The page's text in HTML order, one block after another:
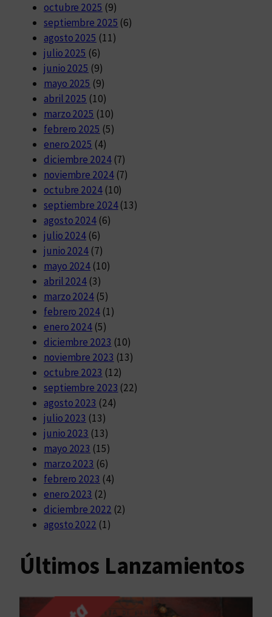
octubre 2025 (9)
septiembre 2025 (6)
agosto 2025 (11)
julio 2025 (6)
junio 2025 (9)
mayo 2025 (9)
abril 2025 (10)
marzo 2025 (10)
febrero 2025 (5)
enero 2025 (4)
diciembre 2024(7)
noviembre 2024(7)
octubre 2024(10)
septiembre 2024(13)
agosto 2024(6)
julio 2024 (6)
junio 2024 (7)
mayo 2024 (10)
abril 2024 (3)
marzo 2024 (5)
febrero 2024(1)
enero 2024 (5)
diciembre 2023 (10)
noviembre 2023 (13)
octubre 2023 (12)
septiembre 2023 (22)
agosto 2023 (24)
julio 2023 (13)
junio 2023 (13)
mayo 2023 (15)
marzo 2023 (6)
febrero 2023 (4)
enero 2023 (2)
diciembre 2022 (2)
agosto 2022 (1)
Últimos Lanzamientos